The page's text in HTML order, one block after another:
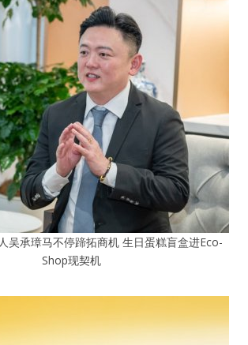
吴承璋马不停蹄拓商机 生日蛋糕盲盒进Eco-
Shop现契机